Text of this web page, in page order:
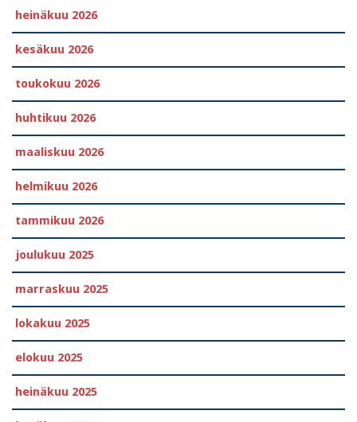
heinäkuu 2026
kesäkuu 2026
toukokuu 2026
huhtikuu 2026
maaliskuu 2026
helmikuu 2026
tammikuu 2026
joulukuu 2025
marraskuu 2025
lokakuu 2025
elokuu 2025
heinäkuu 2025